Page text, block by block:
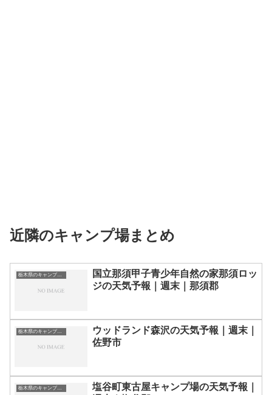
近隣のキャンプ場まとめ
栃木県のキャンプ場一覧
国立那須甲子青少年自然の家那須ロッ
ジの天気予報｜週末｜那須郡
栃木県のキャンプ場一覧
ウッドランド森沢の天気予報｜週末｜
佐野市
栃木県のキャンプ場一覧
塩谷町東古屋キャンプ場の天気予報｜